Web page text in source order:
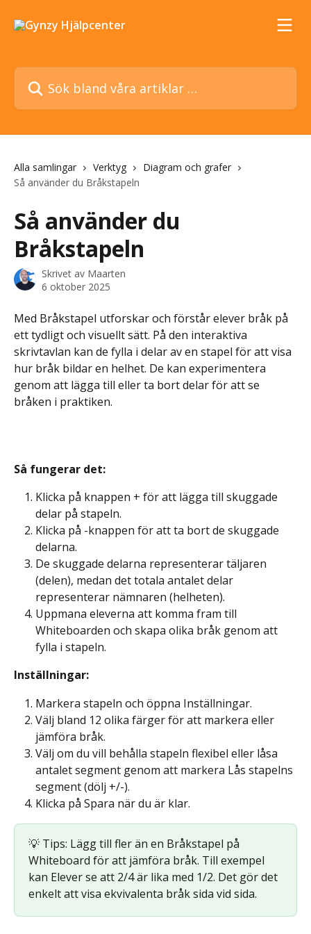
Sök bland våra artiklar …
Alla samlingar Verktyg
Diagram och grafer
Så använder du Bråkstapeln
Så använder du
Bråkstapeln
Skrivet av Maarten
6 oktober 2025
Med Bråkstapel utforskar och förstår elever bråk på
ett tydligt och visuellt sätt. På den interaktiva
skrivtavlan kan de fylla i delar av en stapel för att visa
hur bråk bildar en helhet. De kan experimentera
genom att lägga till eller ta bort delar för att se
bråken i praktiken.
Så fungerar det:
Klicka på knappen + för att lägga till skuggade
delar på stapeln.
Klicka på -knappen för att ta bort de skuggade
delarna.
De skuggade delarna representerar täljaren
(delen), medan det totala antalet delar
representerar nämnaren (helheten).
Uppmana eleverna att komma fram till
Whiteboarden och skapa olika bråk genom att
fylla i stapeln.
Inställningar:
Markera stapeln och öppna Inställningar.
Välj bland 12 olika färger för att markera eller
jämföra bråk.
Välj om du vill behålla stapeln flexibel eller låsa
antalet segment genom att markera Lås stapelns
segment (dölj +/-).
Klicka på Spara när du är klar.
💡 Tips: Lägg till fler än en Bråkstapel på
Whiteboard för att jämföra bråk. Till exempel
kan Elever se att 2/4 är lika med 1/2. Det gör det
enkelt att visa ekvivalenta bråk sida vid sida.